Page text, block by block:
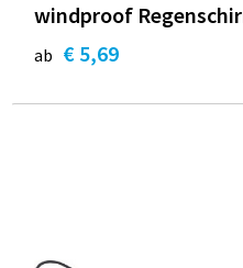
windproof
ab € 5,69